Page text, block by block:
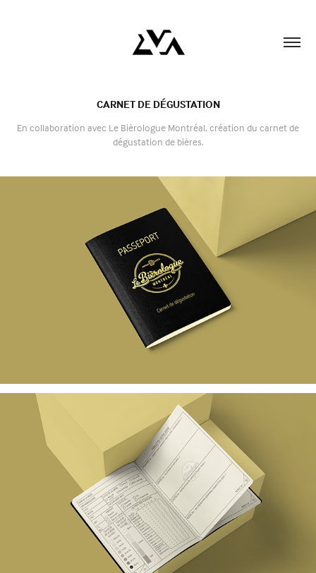
CARNET DE DÉGUSTATION
En collaboration avec Le Bièrologue Montréal, création du carnet de
dégustation de bières.